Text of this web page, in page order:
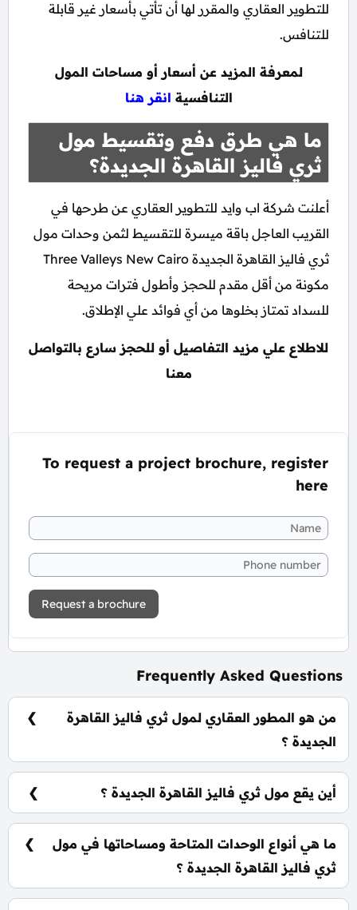
للتطوير العقاري والمقرر لها أن تأتي بأسعار غير قابلة
للتنافس.
لمعرفة المزيد عن أسعار أو مساحات المول
التنافسية انقر هنا
ما هي طرق دفع وتقسيط مول
ثري فاليز القاهرة الجديدة؟
أعلنت شركة اب وايد للتطوير العقاري عن طرحها في
القريب العاجل باقة ميسرة للتقسيط لثمن وحدات مول
ثري فاليز القاهرة الجديدة Three Valleys New Cairo
مكونة من أقل مقدم للحجز وأطول فترات مريحة
للسداد تمتاز بخلوها من أي فوائد علي الإطلاق.
للاطلاع علي مزيد التفاصيل أو للحجز سارع بالتواصل
معنا
To request a project brochure, register
here
Request a brochure
Frequently Asked Questions
من هو المطور العقاري لمول ثري فاليز القاهرة
الجديدة ؟
شركة اب وايد للتطوير العقاري Upwyde Developments.
أين يقع مول ثري فاليز القاهرة الجديدة ؟
يقع مول ثري فاليز القاهرة الجديدة في قلب منطقة
التجمع الخامس.
ما هي أنواع الوحدات المتاحة ومساحاتها في مول
ثري فاليز القاهرة الجديدة ؟
يضم المول مجموعة متنوعة من الوحدات الاستثمارية